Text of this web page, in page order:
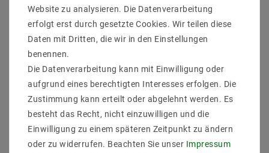
0203-928-789-63
Weitere Details
Informationen zur Produktsicherheit
Website zu analysieren. Die Datenverarbeitung
erfolgt erst durch gesetzte Cookies. Wir teilen diese
Daten mit Dritten, die wir in den Einstellungen
benennen.
Die Datenverarbeitung kann mit Einwilligung oder
aufgrund eines berechtigten Interesses erfolgen. Die
Zustimmung kann erteilt oder abgelehnt werden. Es
besteht das Recht, nicht einzuwilligen und die
Einwilligung zu einem späteren Zeitpunkt zu ändern
oder zu widerrufen. Beachten Sie unser Impressum